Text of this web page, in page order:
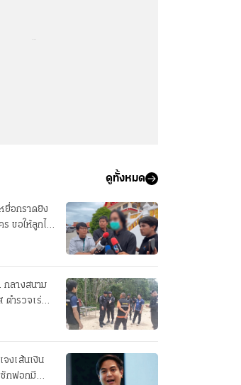
ดูทั้งหมด
ยื่อกราดยิง
ร ขอให้ลูกไป
กลางสนาม
ตำรวจเร่ง
งเส้นเงิน
ซักฟอกมี